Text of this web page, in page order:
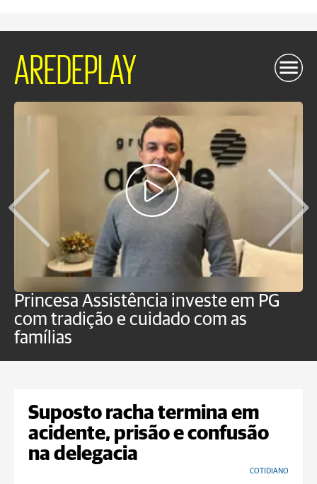
AREDEPLAY
Princesa Assistência investe em PG
com tradição e cuidado com as
famílias
Suposto racha termina em
acidente, prisão e confusão
na delegacia
COTIDIANO